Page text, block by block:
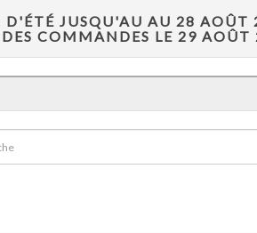
D'ÉTÉ JUSQU'AU AU 28 AOÛT
DES COMMANDES LE 29 AOÛT